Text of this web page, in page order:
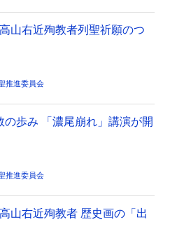
山右近殉教者列聖祈願のつ
推進委員会
の歩み 「濃尾崩れ」講演が開
推進委員会
山右近殉教者 歴史画の「出